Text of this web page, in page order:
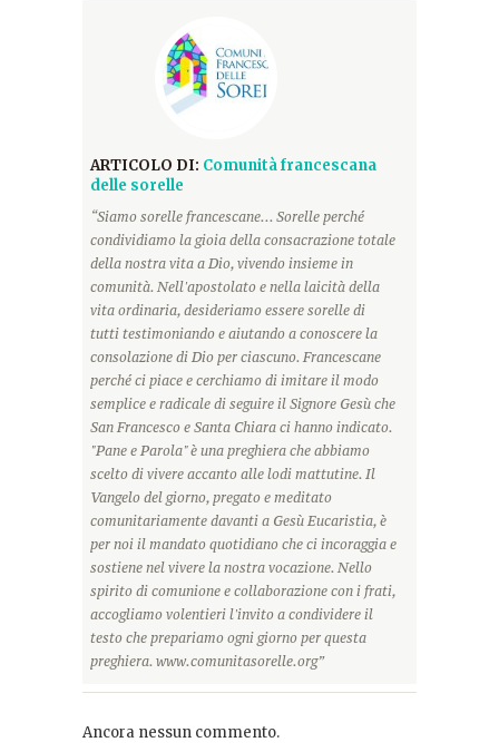
ARTICOLO DI: Comunità francescana
delle sorelle
“Siamo sorelle francescane... Sorelle perché
condividiamo la gioia della consacrazione totale
della nostra vita a Dio, vivendo insieme in
comunità. Nell'apostolato e nella laicità della
vita ordinaria, desideriamo essere sorelle di
tutti testimoniando e aiutando a conoscere la
consolazione di Dio per ciascuno. Francescane
perché ci piace e cerchiamo di imitare il modo
semplice e radicale di seguire il Signore Gesù che
San Francesco e Santa Chiara ci hanno indicato.
"Pane e Parola" è una preghiera che abbiamo
scelto di vivere accanto alle lodi mattutine. Il
Vangelo del giorno, pregato e meditato
comunitariamente davanti a Gesù Eucaristia, è
per noi il mandato quotidiano che ci incoraggia e
sostiene nel vivere la nostra vocazione. Nello
spirito di comunione e collaborazione con i frati,
accogliamo volentieri l'invito a condividere il
testo che prepariamo ogni giorno per questa
preghiera. www.comunitasorelle.org”
Ancora nessun commento.